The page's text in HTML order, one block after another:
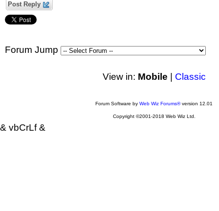
Post Reply
Forum Jump
View in: Mobile Classic
Forum Software by Web Wiz Forums®version 12.01
Copyright ©2001-2018 Web Wiz Ltd.
& vbCrLf &